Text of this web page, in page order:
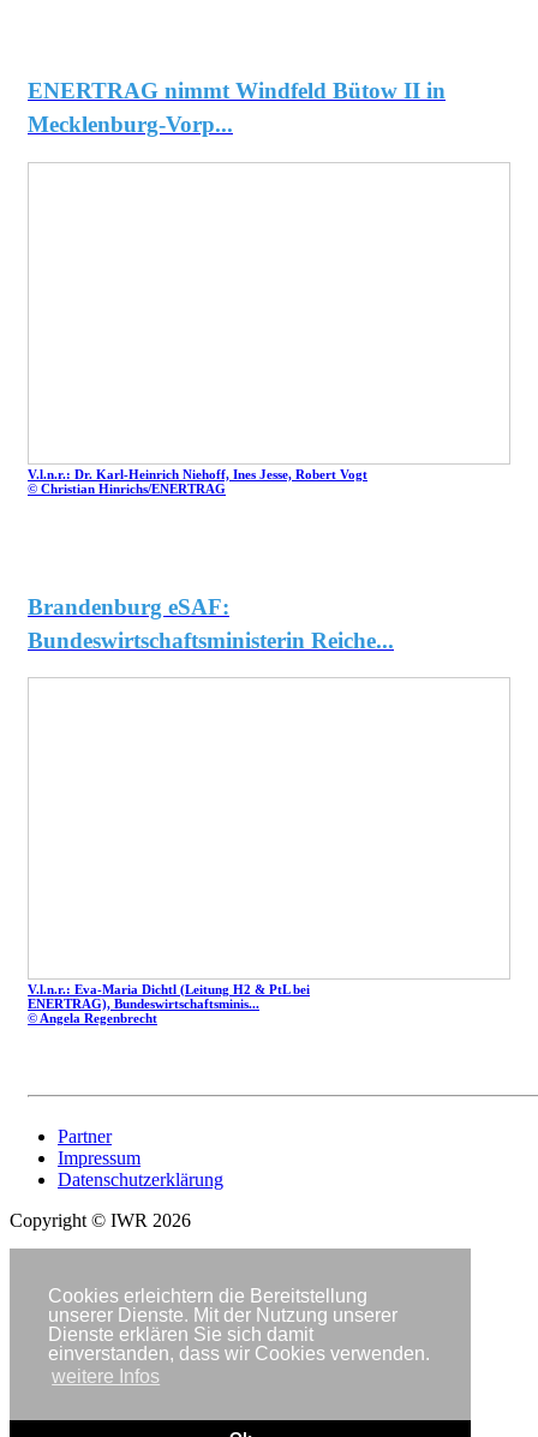
Cookies erleichtern die Bereitstellung
unserer Dienste. Mit der Nutzung unserer
Dienste erklären Sie sich damit
einverstanden, dass wir Cookies verwenden.
weitere Infos
ENERTRAG nimmt Windfeld Bütow II in
Mecklenburg-Vorp...
V.l.n.r.: Dr. Karl-Heinrich Niehoff, Ines Jesse, Robert Vogt
© Christian Hinrichs/ENERTRAG
Brandenburg eSAF:
Bundeswirtschaftsministerin Reiche...
V.l.n.r.: Eva-Maria Dichtl (Leitung H2 & PtL bei
ENERTRAG), Bundeswirtschaftsminis...
© Angela Regenbrecht
Partner
Impressum
Datenschutzerklärung
Copyright © IWR 2026